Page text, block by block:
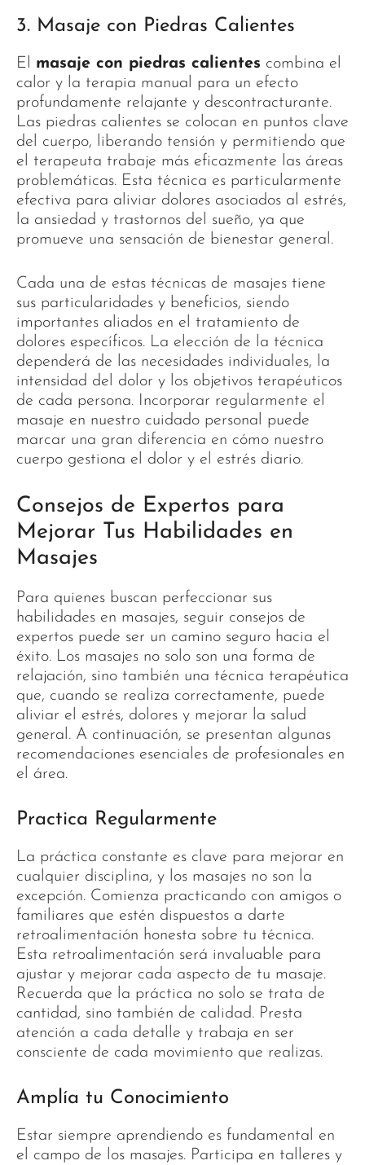
3. Masaje con Piedras Calientes
El masaje con piedras calientes combina el
calor y la terapia manual para un efecto
profundamente relajante y descontracturante.
Las piedras calientes se colocan en puntos clave
del cuerpo, liberando tensión y permitiendo que
el terapeuta trabaje más eficazmente las áreas
problemáticas. Esta técnica es particularmente
efectiva para aliviar dolores asociados al estrés,
la ansiedad y trastornos del sueño, ya que
promueve una sensación de bienestar general.
Cada una de estas técnicas de masajes tiene
sus particularidades y beneficios, siendo
importantes aliados en el tratamiento de
dolores específicos. La elección de la técnica
dependerá de las necesidades individuales, la
intensidad del dolor y los objetivos terapéuticos
de cada persona. Incorporar regularmente el
masaje en nuestro cuidado personal puede
marcar una gran diferencia en cómo nuestro
cuerpo gestiona el dolor y el estrés diario.
Consejos de Expertos para
Mejorar Tus Habilidades en
Masajes
Para quienes buscan perfeccionar sus
habilidades en masajes, seguir consejos de
expertos puede ser un camino seguro hacia el
éxito. Los masajes no solo son una forma de
relajación, sino también una técnica terapéutica
que, cuando se realiza correctamente, puede
aliviar el estrés, dolores y mejorar la salud
general. A continuación, se presentan algunas
recomendaciones esenciales de profesionales en
el área.
Practica Regularmente
La práctica constante es clave para mejorar en
cualquier disciplina, y los masajes no son la
excepción. Comienza practicando con amigos o
familiares que estén dispuestos a darte
retroalimentación honesta sobre tu técnica.
Esta retroalimentación será invaluable para
ajustar y mejorar cada aspecto de tu masaje.
Recuerda que la práctica no solo se trata de
cantidad, sino también de calidad. Presta
atención a cada detalle y trabaja en ser
consciente de cada movimiento que realizas.
Amplía tu Conocimiento
Estar siempre aprendiendo es fundamental en
el campo de los masajes. Participa en talleres y